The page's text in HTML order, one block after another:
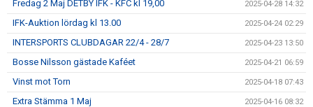
Fredag 2 Maj DETBY IFK - KFC kl 19,00 2025-04-28 14:32
IFK-Auktion lördag kl 13.00 2025-04-24 02:29
INTERSPORTS CLUBDAGAR 22/4 - 28/7 2025-04-23 13:50
Bosse Nilsson gästade Kaféet 2025-04-21 06:59
Vinst mot Torn 2025-04-18 07:43
Extra Stämma 1 Maj 2025-04-16 08:32